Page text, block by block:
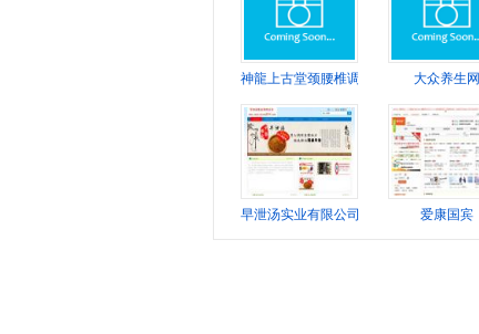
神龍上古堂颈腰椎调理全国加盟大众养生网
早泄汤实业有限公司 爱康国宾